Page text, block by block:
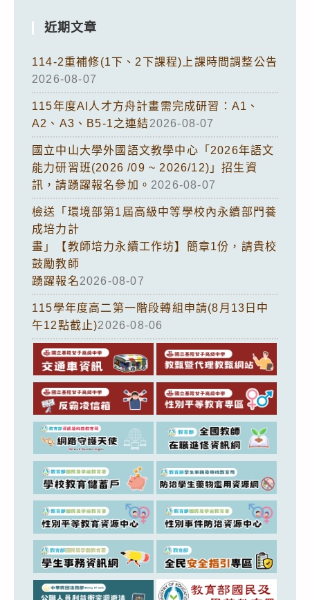
近期文章
114-2重補修(1下、2下課程)上課時間調整公告
2026-08-07
115年度AI人才方舟計畫需完成研習：A1、
A2、A3、B5-1之連結2026-08-07
國立中山大學外國語文教學中心「2026年語文
能力研習班(2026 /09 ~ 2026/12)」招生資
訊，請踴躍報名參加。 2026-08-07
檢送「環境部第1屆高級中等學校內永續部門養
成培力計
畫」【教師培力永續工作坊】簡章1份，請貴校
鼓勵教師
踴躍報名2026-08-07
115學年度高二第一階段轉組申請(8月13日中
午12點截止)2026-08-06